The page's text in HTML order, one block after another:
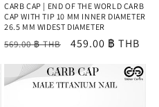
CARB CAP | END OF THE WORLD CARB
CAP WITH TIP 10 MM INNER DIAMETER
26.5 MM WIDEST DIAMETER
ราคา
569.00 ฿ THB
ราคา
459.00 ฿ THB